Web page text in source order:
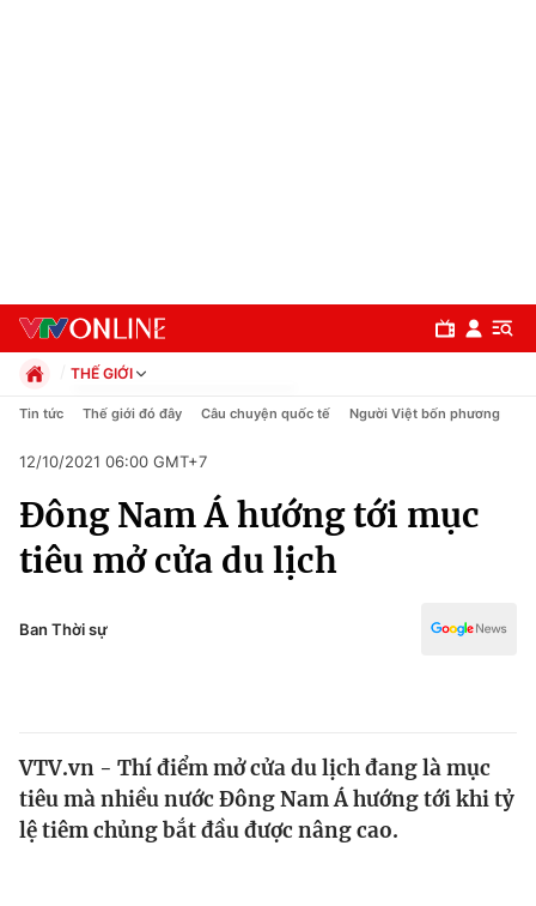
Chuyên mục
Chính trị
Thế giới
THẾ GIỚI
Chính trị
Pháp luật
Kinh tế
Thể thao
Truyền hình
Y tế
Tin tức Thế giới đó đây Câu chuyện quốc tế Người Việt bốn phương
12/10/2021 06:00 GMT+7
Đông Nam Á hướng tới mục
tiêu mở cửa du lịch
Ban Thời sự
VTV.vn - Thí điểm mở cửa du lịch đang là mục
tiêu mà nhiều nước Đông Nam Á hướng tới khi tỷ
lệ tiêm chủng bắt đầu được nâng cao.